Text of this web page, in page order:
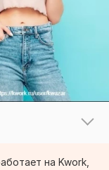
на Kwork,
1
4 года назад
телефону на
созданием. Но